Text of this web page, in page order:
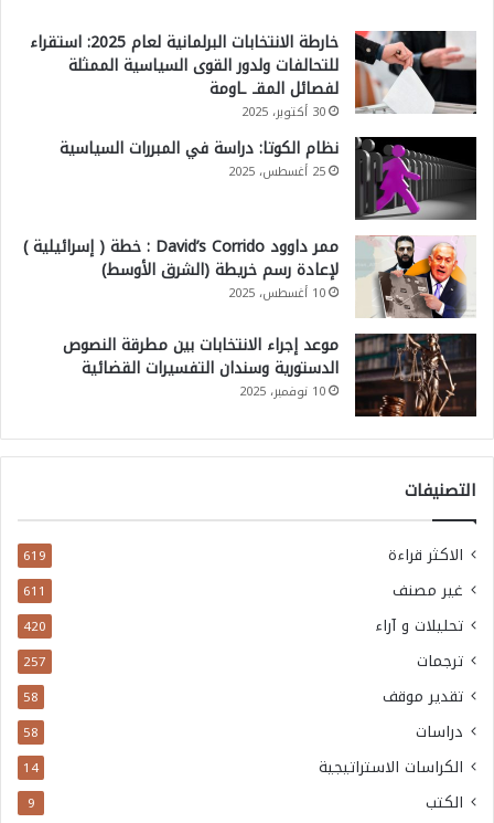
خارطة الانتخابات البرلمانية لعام 2025: استقراء
للتحالفات ولدور القوى السياسية الممثلة
لفصائل المقـ ـاومة
30 أكتوبر، 2025
نظام الكوتا: دراسة في المبررات السياسية
25 أغسطس، 2025
ممر داوود David’s Corrido : خطة ( إسرائيلية )
لإعادة رسم خريطة (الشرق الأوسط)
10 أغسطس، 2025
موعد إجراء الانتخابات بين مطرقة النصوص
الدستورية وسندان التفسيرات القضائية
10 نوفمبر، 2025
التصنيفات
الاكثر قراءة 619
غير مصنف 611
تحليلات و آراء 420
ترجمات 257
تقدير موقف 58
دراسات 58
الكراسات الاستراتيجية 14
الكتب 9